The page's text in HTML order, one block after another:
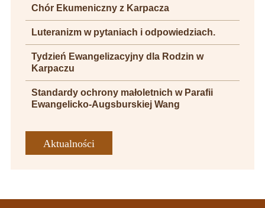
Chór Ekumeniczny z Karpacza
Luteranizm w pytaniach i odpowiedziach.
Tydzień Ewangelizacyjny dla Rodzin w
Karpaczu
Standardy ochrony małoletnich w Parafii
Ewangelicko-Augsburskiej Wang
Aktualności